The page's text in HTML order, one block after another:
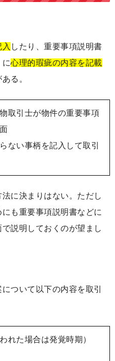
したり、重要事項説明書
心理的瑕疵の内容を記載
る。
取引士が物件の重要事項
ない事柄を記入して取引
に決まりはない。ただし
も重要事項説明書などに
説明しておくのが望まし
ついて以下の内容を取引
れた場合は発覚時期）